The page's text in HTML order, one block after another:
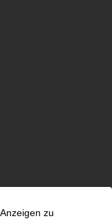
zu